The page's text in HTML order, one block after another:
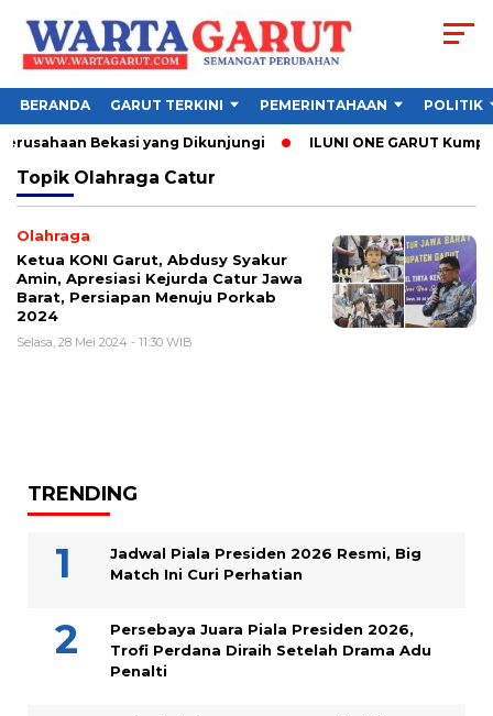
BERANDA GARUT TERKINI PEMERINTAHAAN POLITIK
Bekasi yang Dikunjungi ILUNI ONE GARUT
Topik Olahraga Catur
Olahraga
Ketua KONI Garut, Abdusy Syakur
Amin, Apresiasi Kejurda Catur Jawa
Barat, Persiapan Menuju Porkab
2024
Selasa, 28 Mei 2024 - 11:30 WIB
TRENDING
Jadwal Piala Presiden 2026 Resmi, Big
Match Ini Curi Perhatian
Persebaya Juara Piala Presiden 2026,
Trofi Perdana Diraih Setelah Drama Adu
Penalti